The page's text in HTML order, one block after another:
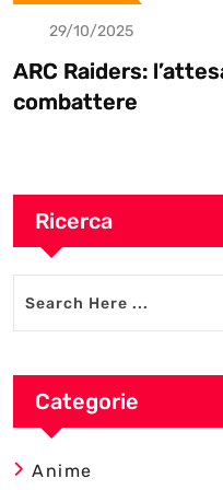
è finita,
Ricerca
Categorie
Anime